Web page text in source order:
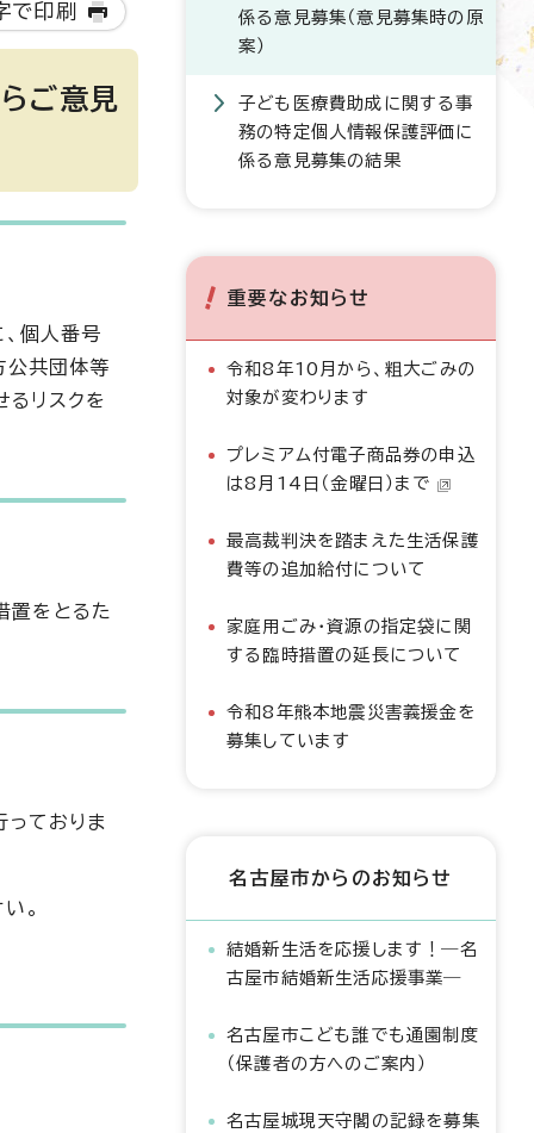
で印刷
ご意見
個人番号
公共団体等
リスクを
置をとるた
っておりま
。
係る意見募集（意見募集時の原
案）
子ども医療費助成に関する事
務の特定個人情報保護評価に
係る意見募集の結果
重要なお知らせ
令和8年10月から、粗大ごみの
対象が変わります
プレミアム付電子商品券の申込
は8月14日（金曜日）まで
最高裁判決を踏まえた生活保護
費等の追加給付について
家庭用ごみ・資源の指定袋に関
する臨時措置の延長について
令和8年熊本地震災害義援金を
募集しています
名古屋市からのお知らせ
結婚新生活を応援します！―名
古屋市結婚新生活応援事業―
名古屋市こども誰でも通園制度
（保護者の方へのご案内）
名古屋城現天守閣の記録を募集